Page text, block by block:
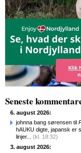
Seneste
6. august 2026:
johnna bang sørensen til
hAUKU digte, japansk er
linjer... (kl. 18:32)
3. august 2026: